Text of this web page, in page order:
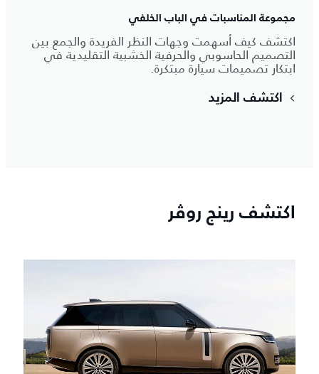
مجموعة المناسبات في الباب الخلفي
اكتشف كيف أسهمت وجهات النظر الفريدة والجمع بين
التصميم الحاسوبي والحرفية الخشبية التقليدية في
ابتكار تصميمات سيارة مبتكرة.
اكتشف المزيد
اكتشف رينج روڤر